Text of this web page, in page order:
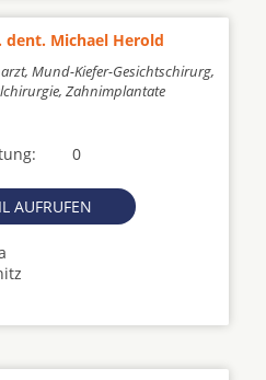
dent. Michael Herold
Mund-Kiefer-Gesichtschirurg,
Zahnimplantate
0
AUFRUFEN